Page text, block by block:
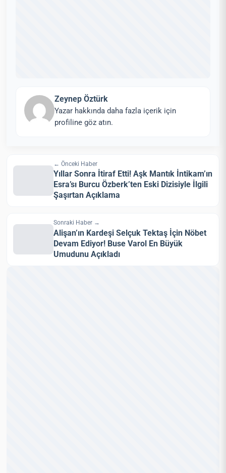
Zeynep Öztürk
Yazar hakkında daha fazla içerik için
profiline göz atın.
← Önceki Haber
Yıllar Sonra İtiraf Etti! Aşk Mantık İntikam’ın
Esra’sı Burcu Özberk’ten Eski Dizisiyle İlgili
Şaşırtan Açıklama
Sonraki Haber →
Alişan’ın Kardeşi Selçuk Tektaş İçin Nöbet
Devam Ediyor! Buse Varol En Büyük
Umudunu Açıkladı